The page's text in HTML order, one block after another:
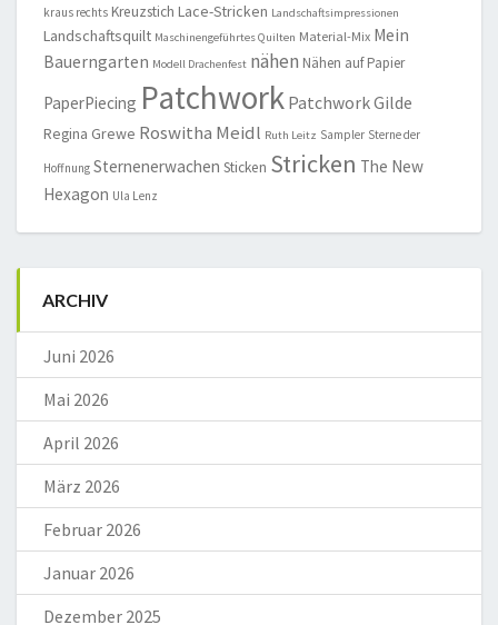
kraus rechts Kreuzstich Lace-Stricken Landschaftsimpressionen
Landschaftsquilt Maschinengeführtes Quilten Material-Mix Mein
Bauerngarten Modell Drachenfest nähen Nähen auf Papier
PaperPiecing Patchwork Patchwork Gilde
Regina Grewe Roswitha Meidl Ruth Leitz Sampler Sterne der
Hoffnung Sternenerwachen Sticken Stricken The New
Hexagon Ula Lenz
ARCHIV
Juni 2026
Mai 2026
April 2026
März 2026
Februar 2026
Januar 2026
Dezember 2025